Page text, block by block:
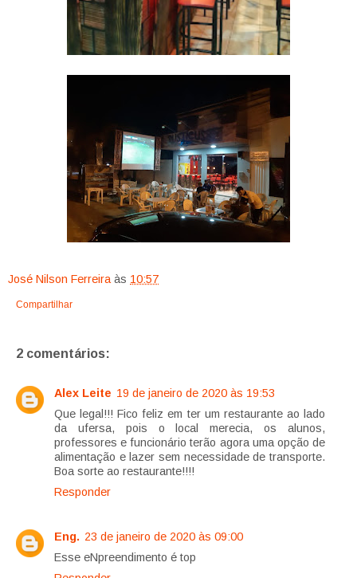
José Nilson Ferreira às 10:57
Compartilhar
2 comentários:
Alex Leite 19 de janeiro de 2020 às 19:53
Que legal!!! Fico feliz em ter um restaurante ao lado
da ufersa, pois o local merecia, os alunos,
professores e funcionário terão agora uma opção de
alimentação e lazer sem necessidade de transporte.
Boa sorte ao restaurante!!!!
Responder
Eng. 23 de janeiro de 2020 às 09:00
Esse eNpreendimento é top